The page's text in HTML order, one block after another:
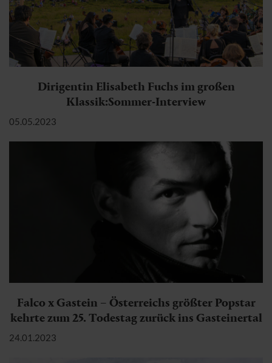
Dirigentin Elisabeth Fuchs im großen
Klassik:Sommer-Interview
05.05.2023
Falco x Gastein – Österreichs größter Popstar
kehrte zum 25. Todestag zurück ins Gasteinertal
24.01.2023